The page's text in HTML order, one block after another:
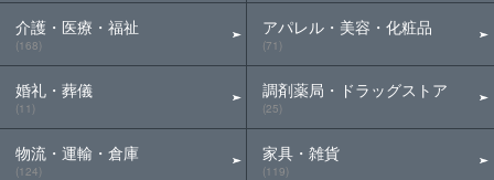
介護・医療・福祉
(168)
婚礼・葬儀
(11)
物流・運輸・倉庫
(124)
アパレル・美容・化粧品
(71)
調剤薬局・ドラッグストア
(25)
家具・雑貨
(119)